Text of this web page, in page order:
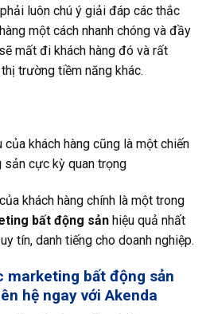
luôn chú ý giải đáp các thắc
một cách nhanh chóng và đầy
mất đi khách hàng đó và rất
trường tiềm năng khác.
khách hàng cũng là một chiến
cực kỳ quan trọng
khách hàng chính là một trong
bất động sản hiệu quả nhất
tín, danh tiếng cho doanh nghiệp.
marketing bất động sản
hệ ngay với Akenda